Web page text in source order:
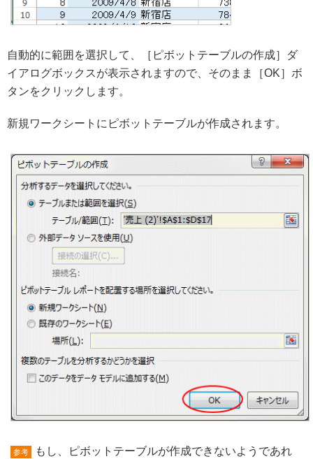
自動的に範囲を選択して、［ピボットテーブルの作成］ダ
イアログボックスが表示されますので、そのまま［OK］ボ
タンをクリックします。
新規ワークシートにピボットテーブルが作成されます。
参考
もし、ピボットテーブルが作成できないようであれ